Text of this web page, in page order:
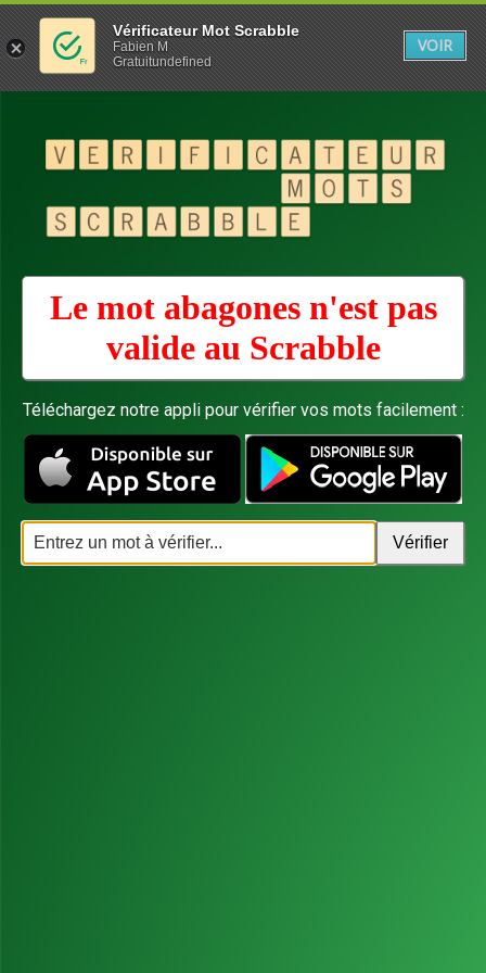
Le mot abagones n'est pas
valide au Scrabble
Téléchargez notre appli pour vérifier vos mots facilement :
Vérificateur Mot Scrabble
Fabien M
Gratuitundefined
VOIR